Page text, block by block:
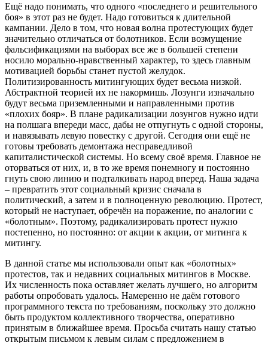
Ещё надо понимать, что одного «последнего и решительного
боя» в этот раз не будет. Надо готовиться к длительной
кампании. Дело в том, что новая волна протестующих будет
значительно отличаться от болотников. Если возмущение
фальсификациями на выборах все же в большей степени
носило морально-нравственный характер, то здесь главным
мотивацией борьбы станет пустой желудок.
Политизированность митингующих будет весьма низкой.
Абстрактной теорией их не накормишь. Лозунги изначально
будут весьма приземленными и направленными против
«плохих бояр». В плане радикализации лозунгов нужно идти
на полшага впереди масс, дабы не отпугнуть с одной стороны,
и навязывать левую повестку с другой. Сегодня они ещё не
готовы требовать демонтажа несправедливой
капиталистической системы. Но всему своё время. Главное не
оторваться от них, и, в то же время понемногу и постоянно
гнуть свою линию и подталкивать народ вперед. Наша задача
– превратить этот социальный кризис сначала в
политический, а затем и в полноценную революцию. Протест,
который не наступает, обречён на поражение, по аналогии с
«болотным». Поэтому, радикализировать протест нужно
постепенно, но постоянно: от акции к акции, от митинга к
митингу.
В данной статье мы использовали опыт как «болотных»
протестов, так и недавних социальных митингов в Москве.
Их численность пока оставляет желать лучшего, но алгоритм
работы опробовать удалось. Намеренно не даём готового
программного текста по требованиям, поскольку это должно
быть продуктом коллективного творчества, оперативно
принятым в ближайшее время. Просьба считать нашу статью
открытым письмом к левым силам с предложением в